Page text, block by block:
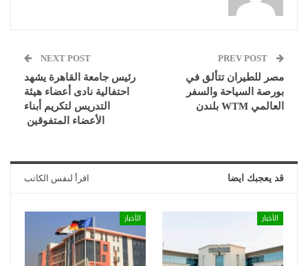
مصر للطيران تتألق في
بورصة السياحة والسفر
العالمي WTM بلندن
NEXT POST
رئيس جامعة القاهرة يشهد
احتفالية نادى أعضاء هيئة
التدريس لتكريم أبناء
الأعضاء المتفوقين
قد يعجبك ايضا اقرأ لنفس الكاتب
الأخبار الأخبار